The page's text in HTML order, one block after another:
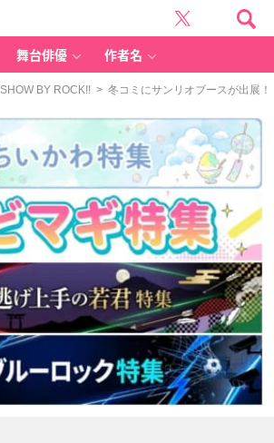
舞台俳優 作者名
SHOW BY ROCK!! > 冬コミにサンリオブースが出展